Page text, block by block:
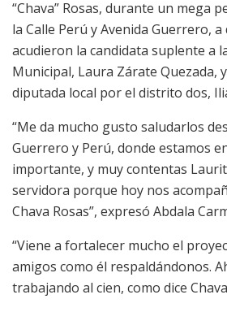
“Chava” Rosas, durante un mega
la Calle Perú y Avenida Guerrero,
acudieron la candidata suplente a
Municipal, Laura Zárate Quezada,
diputada local por el distrito dos,
“Me da mucho gusto saludarlos
Guerrero y Perú, donde estamos
importante, y muy contentas
servidora porque hoy nos
Chava Rosas”, expresó Abdala
“Viene a fortalecer mucho el
amigos como él respaldándonos.
trabajando al cien, como dice